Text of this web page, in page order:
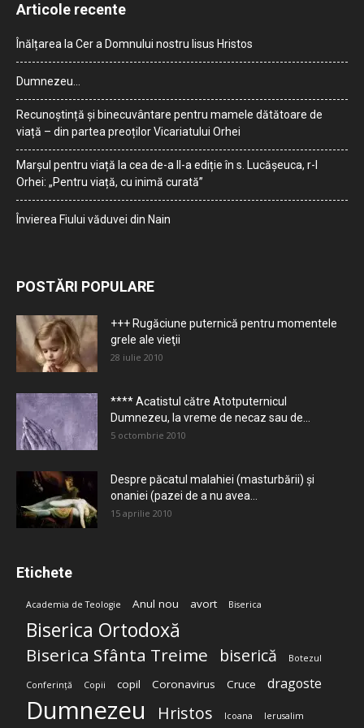
Articole recente
Înălțarea la Cer a Domnului nostru Iisus Hristos
Dumnezeu…
Recunoștință și binecuvântare pentru mamele dătătoare de
viață – din partea preoților Vicariatului Orhei
Marșul pentru viață la cea de-a II-a ediție în s. Lucășeuca, r-l
Orhei: „Pentru viață, cu inimă curată”
Învierea Fiului văduvei din Nain
POSTĂRI POPULARE
+++ Rugăciune puternică pentru momentele
grele ale vieţii
28 iulie 2010
**** Acatistul către Atotputernicul
Dumnezeu, la vreme de necaz sau de...
5 octombrie 2010
Despre păcatul malahiei (masturbării) şi
onaniei (pazei de a nu avea...
15 aprilie 2010
Etichete
Academia de Teologie Anul nou avort Biserica
Biserica Ortodoxă
Biserica Sfânta Treime biserică Botezul
Conferință Copii copil Coronavirus Cruce dragoste
Dumnezeu Hristos Icoana Ierusalim